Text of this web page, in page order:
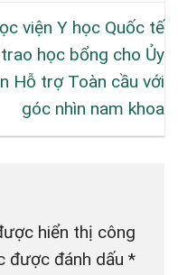
viện Y học Quốc tế
trao học bổng cho Ủy
Hỗ trợ Toàn cầu với
góc nhìn nam khoa
hiển thị công
được đánh dấu *